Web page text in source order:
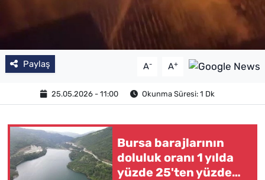
Paylaş A- A+
25.05.2026 - 11:00 Okunma Süresi: 1 Dk
Bursa barajlarının
doluluk oranı 1 yılda
yüzde 25'ten yüzde